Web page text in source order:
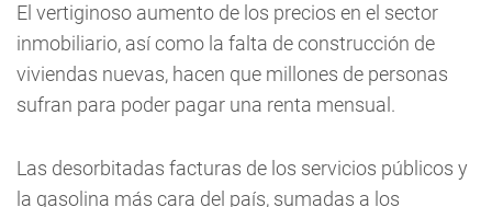
El vertiginoso aumento de los precios en el sector
inmobiliario, así como la falta de construcción de
viviendas nuevas, hacen que millones de personas
sufran para poder pagar una renta mensual.
Las desorbitadas facturas de los servicios públicos y
la gasolina más cara del país, sumadas a los